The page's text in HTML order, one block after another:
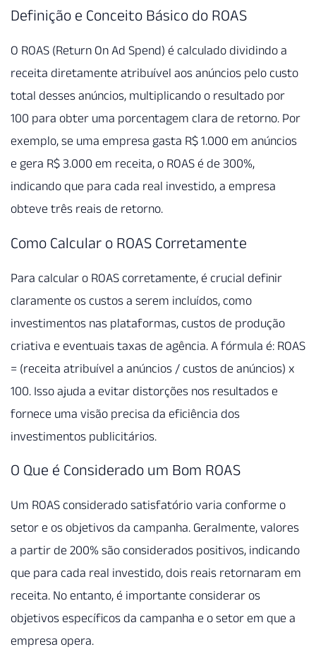
Definição e Conceito Básico do ROAS
O ROAS (Return On Ad Spend) é calculado dividindo a
receita diretamente atribuível aos anúncios pelo custo
total desses anúncios, multiplicando o resultado por
100 para obter uma porcentagem clara de retorno. Por
exemplo, se uma empresa gasta R$ 1.000 em anúncios
e gera R$ 3.000 em receita, o ROAS é de 300%,
indicando que para cada real investido, a empresa
obteve três reais de retorno.
Como Calcular o ROAS Corretamente
Para calcular o ROAS corretamente, é crucial definir
claramente os custos a serem incluídos, como
investimentos nas plataformas, custos de produção
criativa e eventuais taxas de agência. A fórmula é: ROAS
= (receita atribuível a anúncios / custos de anúncios) x
100. Isso ajuda a evitar distorções nos resultados e
fornece uma visão precisa da eficiência dos
investimentos publicitários.
O Que é Considerado um Bom ROAS
Um ROAS considerado satisfatório varia conforme o
setor e os objetivos da campanha. Geralmente, valores
a partir de 200% são considerados positivos, indicando
que para cada real investido, dois reais retornaram em
receita. No entanto, é importante considerar os
objetivos específicos da campanha e o setor em que a
empresa opera.